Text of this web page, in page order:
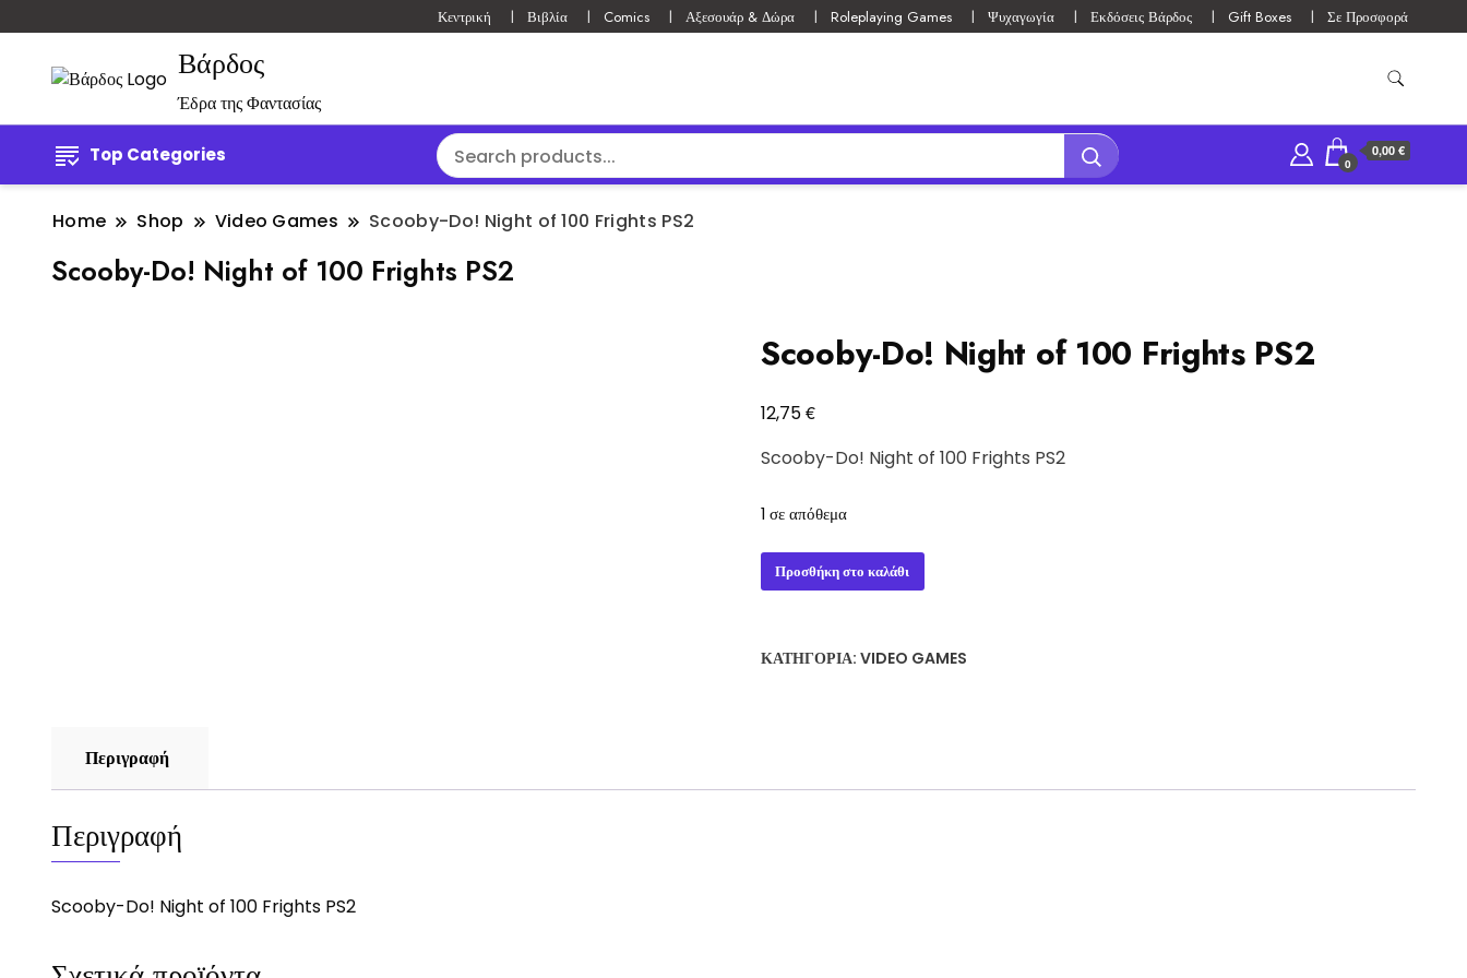
Κεντρική Βιβλία Comics Αξεσουάρ & Δώρα Roleplaying Games Ψυχαγωγία Εκδόσεις Βάρδος Gift Boxes Σε Προσφορά
Βάρδος
Έδρα της Φαντασίας
Top Categories 0
0,00 €
Home Shop Video Games Scooby-Do! Night of 100 Frights PS2
Scooby-Do! Night of 100 Frights PS2
Scooby-Do! Night of 100 Frights PS2
12,75€
Scooby-Do! Night of 100 Frights PS2
1 σε απόθεμα
Scooby-
Do!
100
Προσθήκη στο καλάθι
ΚΑΤΗΓΟΡΊΑ: VIDEO GAMES
Περιγραφή
Περιγραφή
Scooby-Do! Night of 100 Frights PS2